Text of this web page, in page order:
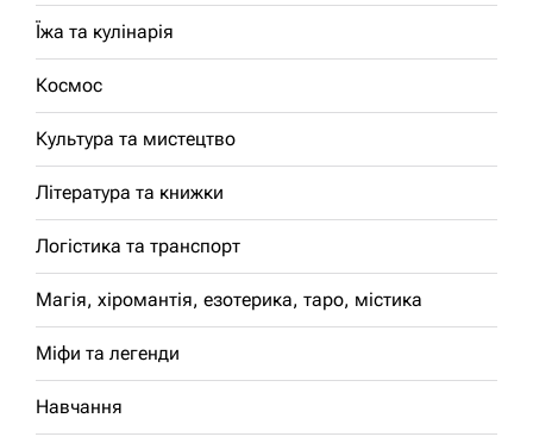
Їжа та кулінарія
Космос
Культура та мистецтво
Література та книжки
Логістика та транспорт
Магія, хіромантія, езотерика, таро, містика
Міфи та легенди
Навчання